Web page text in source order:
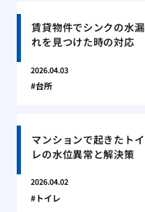
賃貸物件でシンクの水漏
れを見つけた時の対応
2026.04.03
台所
マンションで起きたトイ
レの水位異常と解決策
2026.04.02
トイレ